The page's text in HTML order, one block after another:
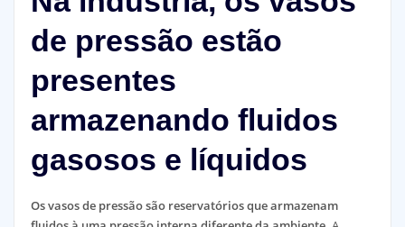
de pressão estão
presentes
armazenando fluidos
gasosos e líquidos
Os vasos de pressão são reservatórios que armazenam